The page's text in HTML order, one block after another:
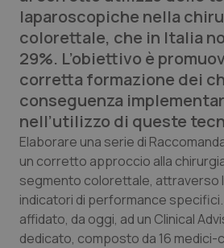
QS Pro
Professionisti Sanitari.AI
Abruzzo
Basilicata
Calabria
Campania
QS Pro Gold
Artrite & artrosi
Asma & BPCO
Car-T
QS Club Newsletter
laparoscopiche nella
colorettale, che in Italia
29%. L’obiettivo è
corretta formazione dei
conseguenza
nell’utilizzo di queste
Elaborare una serie di
un corretto approccio alla
segmento colorettale, attraverso
indicatori di performance specifici.
affidato, da oggi, ad un Clinical
dedicato, composto da 16